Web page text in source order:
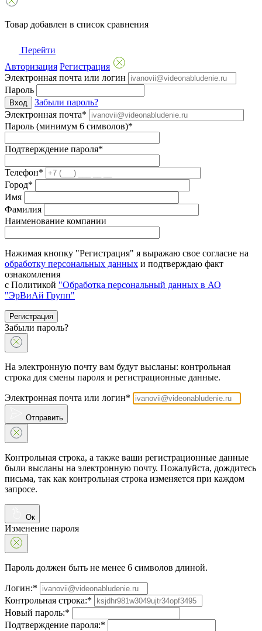
Товар добавлен в список сравнения
Перейти
Авторизация Регистрация
Электронная почта или логин
Пароль
Вход
Забыли пароль?
Электронная почта*
Пароль (минимум 6 символов)*
Подтверждение пароля*
Телефон*
Город*
Имя
Фамилия
Наименование компании
Нажимая кнопку "Регистрация" я выражаю свое согласие на
обработку персональных данных и подтверждаю факт
ознакомления
с Политикой "Обработка персональный данных в АО
"ЭрВиАй Групп"
Регистрация
Забыли пароль?
На электронную почту вам будут высланы: контрольная
строка для смены пароля и регистрационные данные.
Электронная почта или логин*
Отправить
Контрольная строка, а также ваши регистрационные данные
были высланы на электронную почту. Пожалуйста, дождитесь
письма, так как контрольная строка изменяется при каждом
запросе.
Ок
Изменение пароля
Пароль должен быть не менее 6 символов длиной.
Логин:*
Контрольная строка:*
Новый пароль:*
Подтверждение пароля:*